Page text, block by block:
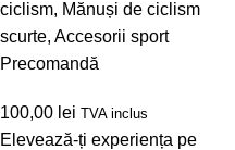
ciclism, Mănuși de ciclism
scurte, Accesorii sport
Precomandă
100,00 lei TVA inclus
Elevează-ți experiența pe